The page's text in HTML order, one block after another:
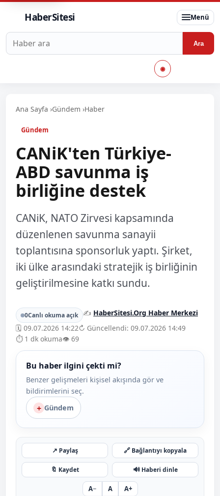
HaberSitesi Menü
Haberlerde ara
Ara
◉
Ana Sayfa ›Gündem ›Haber
Gündem
CANiK'ten Türkiye-
ABD savunma iş
birliğine destek
CANiK, NATO Zirvesi kapsamında
düzenlenen savunma sanayii
toplantısına sponsorluk yaptı. Şirket,
iki ülke arasındaki stratejik iş birliğinin
geliştirilmesine katkı sundu.
✍️ HaberSitesi.Org Haber Merkezi
🗓️ 09.07.2026 14:22↻ Güncellendi: 09.07.2026 14:49
⏱️ 1 dk okuma👁️ 69
0Canlı okuma açık
Bu haber ilgini çekti mi?
Benzer gelişmeleri kişisel akışında gör ve
bildirimlerini seç.
+ Gündem
↗ Paylaş 🔗 Bağlantıyı kopyala
🔖 Kaydet 🔊 Haberi dinle
A− A A+